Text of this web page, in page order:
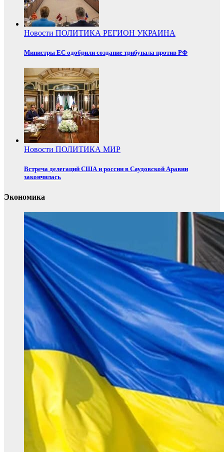
Новости ПОЛИТИКА РЕГИОН УКРАИНА
Министры ЕС одобрили создание трибунала против РФ
Новости ПОЛИТИКА МИР
Встреча делегаций США и россии в Саудовской Аравии
закончилась
Экономика